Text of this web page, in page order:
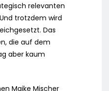
relevanten
trotzdem wird
Das
die auf dem
aber kaum
Maike Mischer